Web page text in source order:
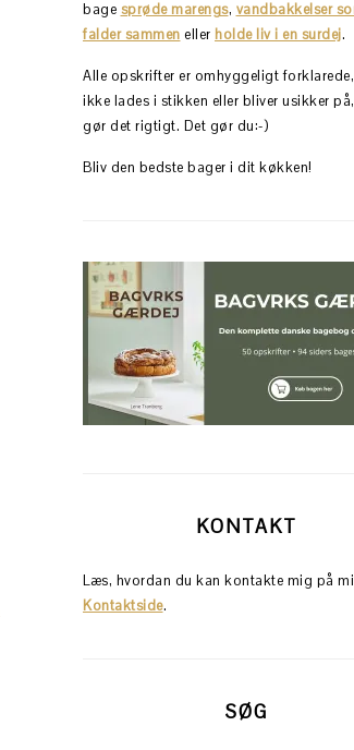
bage sprøde marengs, vandbakkelser
falder sammen eller holde liv i en surdej.
Alle opskrifter er omhyggeligt
ikke lades i stikken eller bliver usikker
gør det rigtigt. Det gør du:-)
Bliv den bedste bager i dit køkken!
KONTAKT
Læs, hvordan du kan kontakte mig på
Kontaktside.
SØG